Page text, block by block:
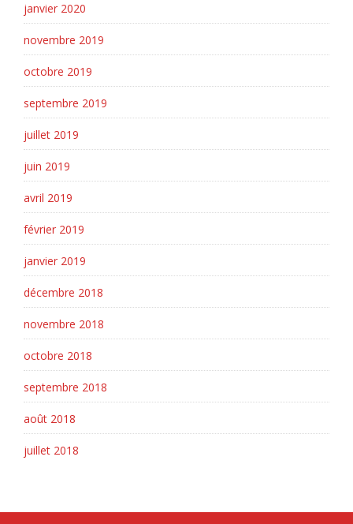
janvier 2020
novembre 2019
octobre 2019
septembre 2019
juillet 2019
juin 2019
avril 2019
février 2019
janvier 2019
décembre 2018
novembre 2018
octobre 2018
septembre 2018
août 2018
juillet 2018